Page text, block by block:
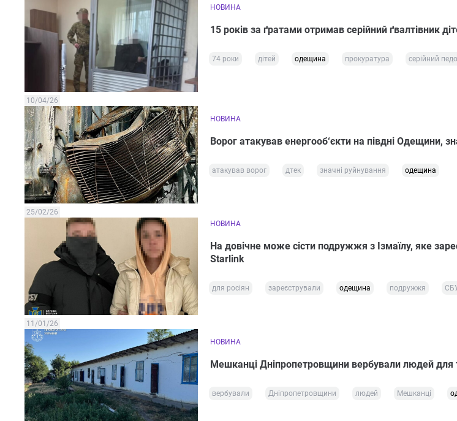
НОВИНА
15 років за ґратами отримав серійний ґвалтівник
74 роки дітей одещина прокуратура серійний
10/04/26
НОВИНА
Ворог атакував енергооб‘єкти на півдні Одещини,
атакував ворог дтек значні руйнування одещина
25/02/26
НОВИНА
На довічне може сісти подружжя з Ізмаїлу, яке
Starlink
для росіян зареєстрували одещина подружжя
11/01/26
НОВИНА
Мешканці Дніпропетровщини вербували людей для
вербували Дніпропетровщини людей Мешканці